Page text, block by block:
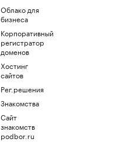
Облако для
бизнеса
Корпоративный
регистратор
доменов
Хостинг
сайтов
Рег.решения
Знакомства
Сайт
знакомств
podbor.ru